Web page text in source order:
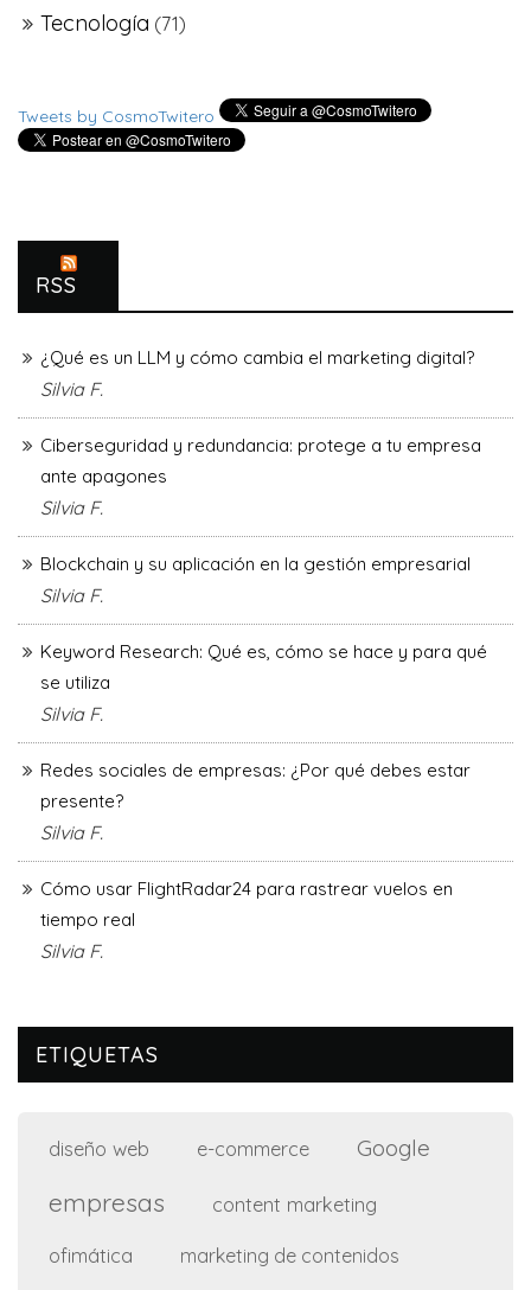
Tecnología (71)
Tweets by CosmoTwitero
RSS
¿Qué es un LLM y cómo cambia el marketing digital?
Silvia F.
Ciberseguridad y redundancia: protege a tu empresa
ante apagones
Silvia F.
Blockchain y su aplicación en la gestión empresarial
Silvia F.
Keyword Research: Qué es, cómo se hace y para qué
se utiliza
Silvia F.
Redes sociales de empresas: ¿Por qué debes estar
presente?
Silvia F.
Cómo usar FlightRadar24 para rastrear vuelos en
tiempo real
Silvia F.
ETIQUETAS
diseño web e-commerce Google
empresas content marketing
ofimática marketing de contenidos